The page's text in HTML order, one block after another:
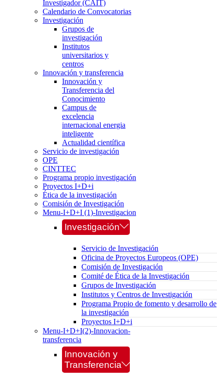
Investigador (CAIT)
Calendario de Convocatorias
Investigación
Grupos de
investigación
Institutos
universitarios y
centros
Innovación y transferencia
Innovación y
Transferencia del
Conocimiento
Campus de
excelencia
internacional energia
inteligente
Actualidad científica
Servicio de investigación
OPE
CINTTEC
Programa propio investigación
Proyectos I+D+i
Ética de la investigación
Comisión de Investigación
Menu-I+D+I (1)-Investigacion
Investigación
Servicio de Investigación
Oficina de Proyectos Europeos (OPE)
Comisión de Investigación
Comité de Ética de la Investigación
Grupos de Investigación
Institutos y Centros de Investigación
Programa Propio de fomento y desarrollo de
la investigación
Proyectos I+D+i
Menu-I+D+I(2)-Innovacion-
transferencia
Innovación y
Transferencia